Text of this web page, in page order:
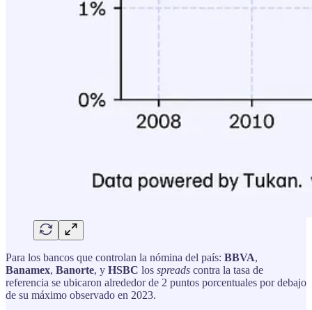
Para los bancos que controlan la nómina del país: BBVA,
Banamex, Banorte, y HSBC los spreads contra la tasa de
referencia se ubicaron alrededor de 2 puntos porcentuales por debajo
de su máximo observado en 2023.